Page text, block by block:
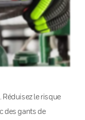
le risque
des gants de